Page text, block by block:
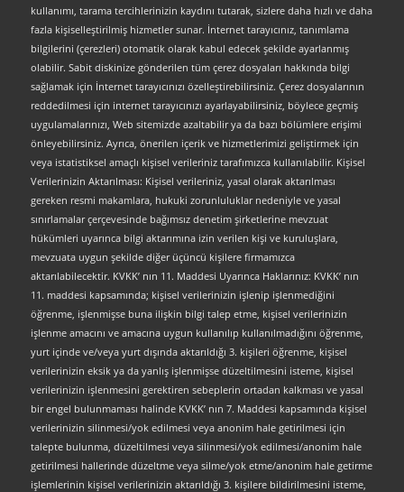
kullanımı, tarama tercihlerinizin kaydını tutarak, sizlere daha hızlı ve daha
fazla kişiselleştirilmiş hizmetler sunar. İnternet tarayıcınız, tanımlama
bilgilerini (çerezleri) otomatik olarak kabul edecek şekilde ayarlanmış
olabilir. Sabit diskinize gönderilen tüm çerez dosyaları hakkında bilgi
sağlamak için İnternet tarayıcınızı özelleştirebilirsiniz. Çerez dosyalarının
reddedilmesi için internet tarayıcınızı ayarlayabilirsiniz, böylece geçmiş
uygulamalarınızı, Web sitemizde azaltabilir ya da bazı bölümlere erişimi
önleyebilirsiniz. Ayrıca, önerilen içerik ve hizmetlerimizi geliştirmek için
veya istatistiksel amaçlı kişisel verileriniz tarafımızca kullanılabilir. Kişisel
Verilerinizin Aktarılması: Kişisel verileriniz, yasal olarak aktarılması
gereken resmi makamlara, hukuki zorunluluklar nedeniyle ve yasal
sınırlamalar çerçevesinde bağımsız denetim şirketlerine mevzuat
hükümleri uyarınca bilgi aktarımına izin verilen kişi ve kuruluşlara,
mevzuata uygun şekilde diğer üçüncü kişilere firmamızca
aktarılabilecektir. KVKK’ nın 11. Maddesi Uyarınca Haklarınız: KVKK’ nın
11. maddesi kapsamında; kişisel verilerinizin işlenip işlenmediğini
öğrenme, işlenmişse buna ilişkin bilgi talep etme, kişisel verilerinizin
işlenme amacını ve amacına uygun kullanılıp kullanılmadığını öğrenme,
yurt içinde ve/veya yurt dışında aktarıldığı 3. kişileri öğrenme, kişisel
verilerinizin eksik ya da yanlış işlenmişse düzeltilmesini isteme, kişisel
verilerinizin işlenmesini gerektiren sebeplerin ortadan kalkması ve yasal
bir engel bulunmaması halinde KVKK’ nın 7. Maddesi kapsamında kişisel
verilerinizin silinmesi/yok edilmesi veya anonim hale getirilmesi için
talepte bulunma, düzeltilmesi veya silinmesi/yok edilmesi/anonim hale
getirilmesi hallerinde düzeltme veya silme/yok etme/anonim hale getirme
işlemlerinin kişisel verilerinizin aktarıldığı 3. kişilere bildirilmesini isteme,